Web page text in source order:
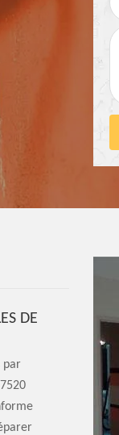
DE
par